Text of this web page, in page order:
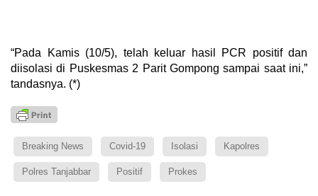
“Pada Kamis (10/5), telah keluar hasil PCR positif dan
diisolasi di Puskesmas 2 Parit Gompong sampai saat ini,”
tandasnya. (*)
Breaking News Covid-19 Isolasi Kapolres
Polres Tanjabbar Positif Prokes